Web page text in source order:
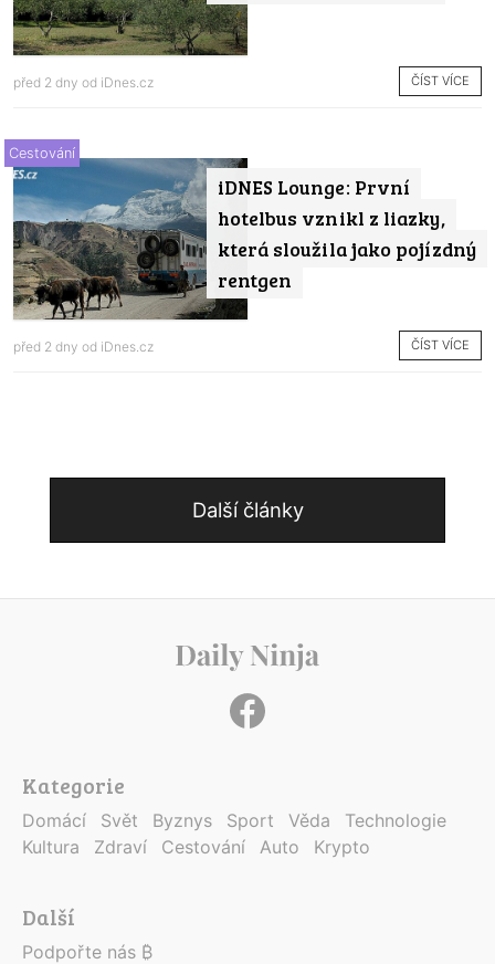
před 2 dny od iDnes.cz ČÍST VÍCE
iDNES Lounge: První
hotelbus vznikl z liazky,
která sloužila jako pojízdný
rentgen
Cestování
před 2 dny od iDnes.cz ČÍST VÍCE
Další články
Kategorie
Domácí Svět Byznys Sport Věda
Technologie
Kultura
Zdraví Cestování Auto Krypto
Další
Podpořte nás ₿